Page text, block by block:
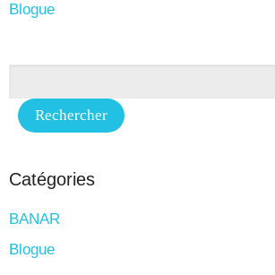
Blogue
Catégories
BANAR
Blogue